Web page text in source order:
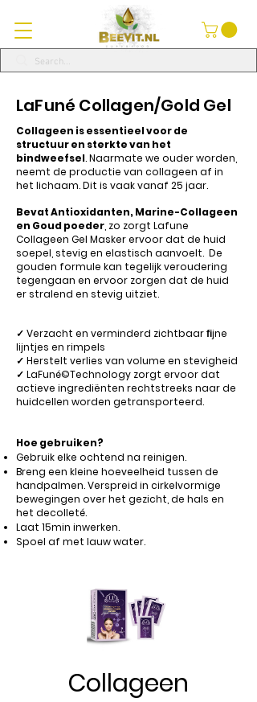
LaFuné Collagen/Gold Gel
Collageen is essentieel voor de
structuur en sterkte van het
bindweefsel. Naarmate we ouder worden,
neemt de productie van collageen af in
het lichaam. Dit is vaak vanaf 25 jaar.
Bevat Antioxidanten, Marine-Collageen
en Goud poeder , zo zorgt Lafune
Collageen Gel Masker ervoor dat de huid
soepel, stevig en elastisch aanvoelt. De
gouden formule kan tegelijk veroudering
tegengaan en ervoor zorgen dat de huid
er stralend en stevig uitziet.
✓ Verzacht en verminderd zichtbaar ﬁjne
lijntjes en rimpels
✓ Herstelt verlies van volume en stevigheid
✓ LaFuné©Technology zorgt ervoor dat
actieve ingrediënten rechtstreeks naar de
huidcellen worden getransporteerd.
Hoe gebruiken?
Gebruik elke ochtend na reinigen.
Breng een kleine hoeveelheid tussen de
handpalmen. Verspreid in cirkelvormige
bewegingen over het gezicht, de hals en
het decolleté.
Laat 15min inwerken.
Spoel af met lauw water.
Collageen